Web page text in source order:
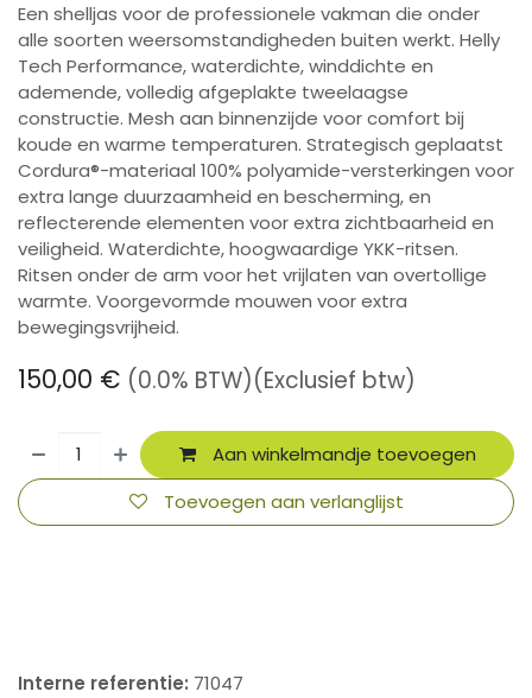
Een shelljas voor de professionele vakman die onder
alle soorten weersomstandigheden buiten werkt. Helly
Tech Performance, waterdichte, winddichte en
ademende, volledig afgeplakte tweelaagse
constructie. Mesh aan binnenzijde voor comfort bij
koude en warme temperaturen. Strategisch geplaatst
Cordura®-materiaal 100% polyamide-versterkingen voor
extra lange duurzaamheid en bescherming, en
reflecterende elementen voor extra zichtbaarheid en
veiligheid. Waterdichte, hoogwaardige YKK-ritsen.
Ritsen onder de arm voor het vrijlaten van overtollige
warmte. Voorgevormde mouwen voor extra
bewegingsvrijheid.
150,00 € (0.0% BTW)(Exclusief btw)
Aan winkelmandje toevoegen
Toevoegen aan verlanglijst
Interne referentie: 71047